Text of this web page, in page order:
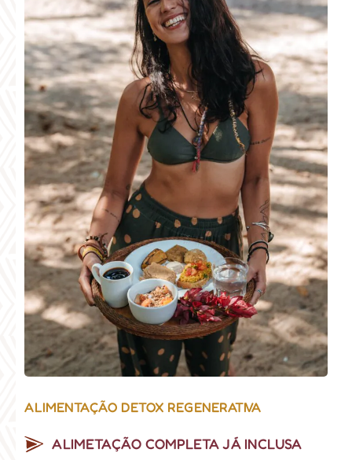
ALIMENTAÇÃO DETOX REGENERATIVA
ALIMETAÇÃO COMPLETA JÁ INCLUSA